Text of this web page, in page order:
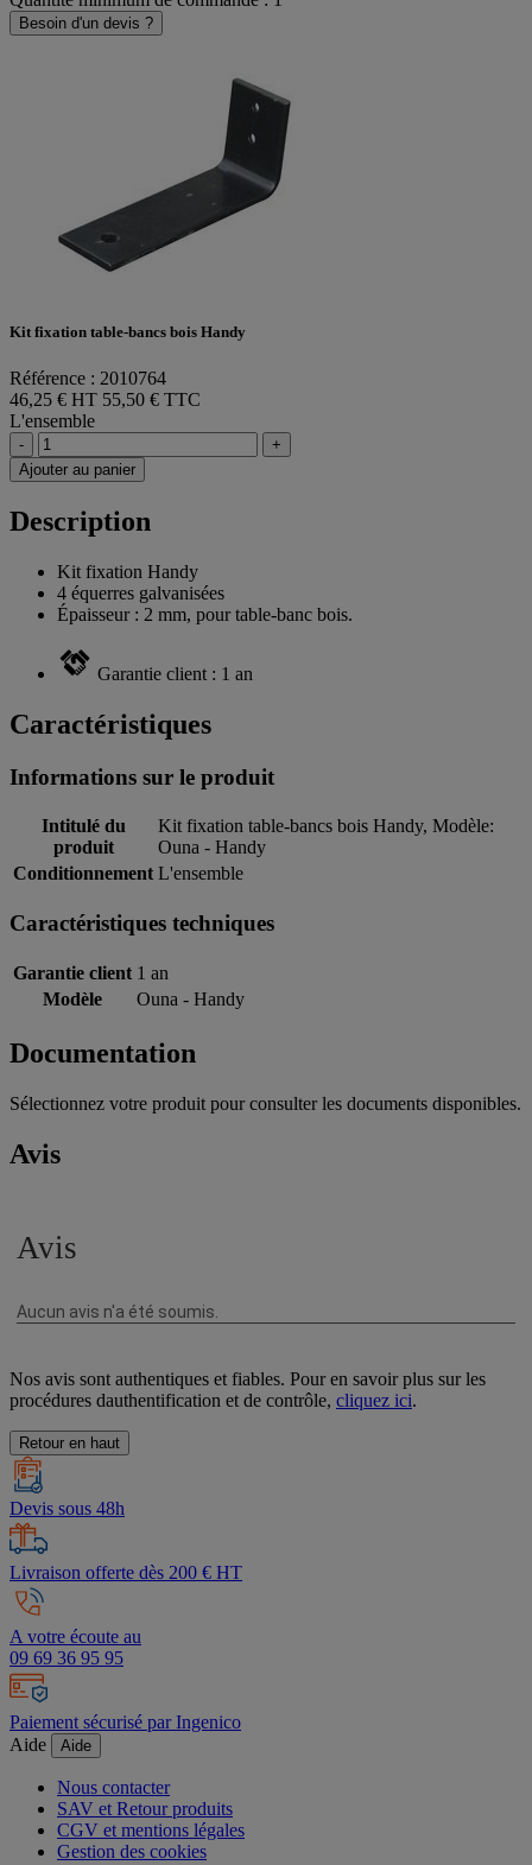
Besoin d'un devis ?
Kit fixation table-bancs bois Handy
Référence : 2010764
46,25 € HT 55,50 € TTC
L'ensemble
-
+
Ajouter au panier
Description
Kit fixation Handy
4 équerres galvanisées
Épaisseur : 2 mm, pour table-banc bois.
Garantie client : 1 an
Caractéristiques
Informations sur le produit
Intitulé du
produit
Kit fixation table-bancs bois Handy, Modèle:
Ouna - Handy
Conditionnement L'ensemble
Caractéristiques techniques
Garantie client 1 an
Modèle
Ouna - Handy
Documentation
Sélectionnez votre produit pour consulter les documents disponibles.
Avis
Nos avis sont authentiques et fiables. Pour en savoir plus sur les
procédures dauthentification et de contrôle, cliquez ici.
Retour en haut
Devis sous 48h
Livraison offerte dès 200 € HT
A votre écoute au
09 69 36 95 95
Paiement sécurisé par Ingenico
Aide
Aide
Nous contacter
SAV et Retour produits
CGV et mentions légales
Gestion des cookies